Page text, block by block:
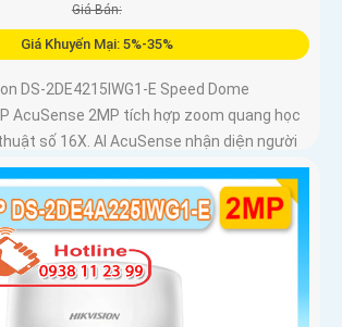
Giá Bán:
Giá Khuyến Mại: 5%-35%
DS-2DE4215IWG1-E Speed Dome
AcuSense 2MP tích hợp zoom quang học
số 16X. AI AcuSense nhận diện người
cảnh báo chủ động